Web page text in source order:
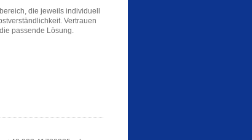
die jeweils individuell
Vertrauen
passende Lösung.